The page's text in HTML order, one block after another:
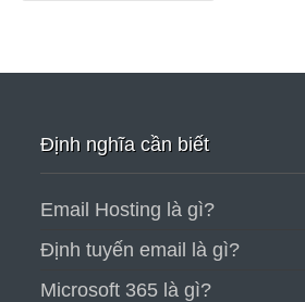
Định nghĩa cần biết
Email Hosting là gì?
Định tuyến email là gì?
Microsoft 365 là gì?